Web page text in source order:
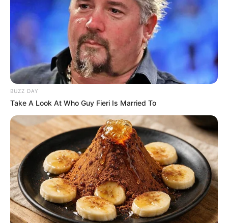
Anti Mainstream, 10 Cara
Membawa Barang Belanjaan
Versi Warga Thailand
Langka Banget! 10 Pose Lucu
Katak yang Bikin Ketawa
Gemes
BUZZ DAY
Take A Look At Who Guy Fieri Is Married To